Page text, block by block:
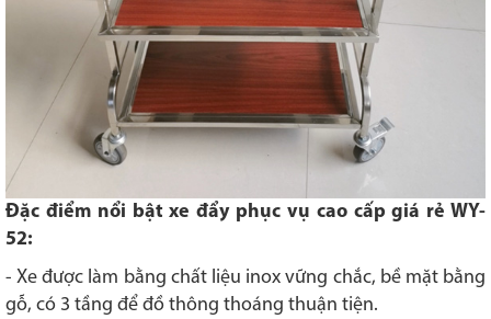
Đặc điểm nổi bật xe đẩy phục vụ cao cấp giá rẻ WY-
52:
- Xe được làm bằng chất liệu inox vững chắc, bề mặt bằng
gỗ, có 3 tầng để đồ thông thoáng thuận tiện.